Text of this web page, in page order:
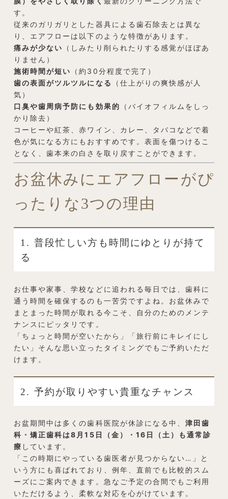
す。
従来のガリガリとした器具による歯石除去とは異な
り、エアフローは以下のような特徴があります。
痛みが少ない
（しみたり削られたりする感覚がほぼあ
りません）
施術時間が短い
（約30分程度で完了）
歯の表面がツルツルになる
（仕上がりの爽快感が人
気）
口臭や歯周病予防にも効果的
（バイオフィルムをしっ
かり除去）
コーヒーや紅茶、赤ワイン、カレー、タバコなどで着
色が気になる方にもおすすめです。表面を傷つけるこ
となく、歯本来の白さを取り戻すことができます。
お盆休みにエアフローがぴ
ったりな3つの理由
1. 普段忙しい方も時間にゆとりが持て
る
お仕事や家事、学校などに追われる毎日では、歯科に
通う時間を確保するのも一苦労ですよね。お盆休みで
まとまった時間が取れる今こそ、自分のためのメンテ
ナンスにピッタリです。
「ちょっと時間が空いたから」「旅行前にキレイにし
たい」そんな思い立ったタイミングでもご予約いただ
けます。
2. 予約が取りやすい貴重なチャンス
お盆期間中は多くの歯科医院が休診になる中、津田歯
科・矯正歯科は8月15日（金）・16日（土）も通常診
療 しています。
「この時期にやっている歯医者が見つからない…」と
いう方にも喜ばれており、例年、直前でも比較的スム
ーズにご案内できます。急なご予定の合間でもご利用
いただけるよう、柔軟な対応を心がけています。